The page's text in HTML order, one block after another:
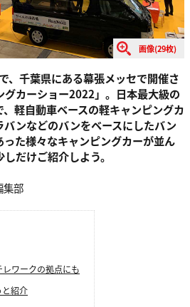
画像(29枚)
、千葉県にある幕張メッセで開催さ
カーショー2022」。日本最大級の
軽自動車ベースの軽キャンピングカ
バンなどのバンをベースにしたバン
た様々なキャンピングカーが並ん
だけご紹介しよう。
部
ワークの拠点にも
紹介